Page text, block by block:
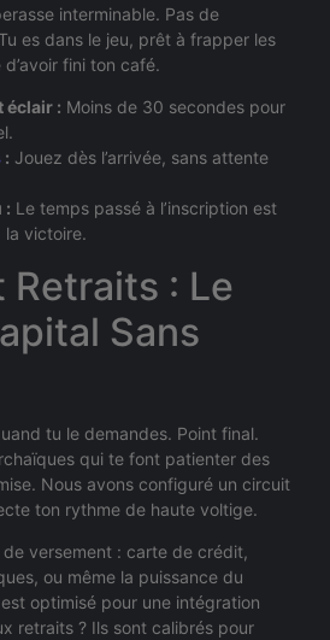
interminable. Pas de
es dans le jeu, prêt à frapper les
fini ton café.
éclair : Moins de 30 secondes pour
: Jouez dès l’arrivée, sans attente
: Le temps passé à l’inscription est
la victoire.
Retraits : Le
Sans
tu le demandes. Point final.
qui te font patienter des
Nous avons configuré un circuit
ton rythme de haute voltige.
versement : carte de crédit,
ou même la puissance du
optimisé pour une intégration
retraits ? Ils sont calibrés pour